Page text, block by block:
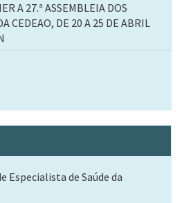
A 27.ª ASSEMBLEIA DOS
CEDEAO, DE 20 A 25 DE ABRIL
Especialista de Saúde da